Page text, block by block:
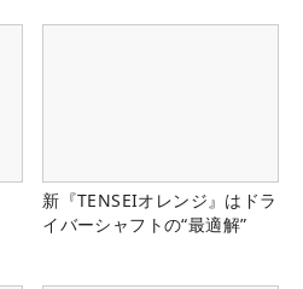
新『TENSEIオレンジ』はドラ
イバーシャフトの“最適解”